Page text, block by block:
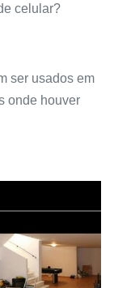
celular?
ser usados em
onde houver